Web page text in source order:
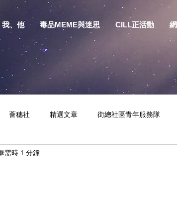
我、他 毒品MEME與迷思 CILL正活動
薈穗社 精選文章 街總社區青年服務隊
預防物質濫用資源包
需時 1 分鐘